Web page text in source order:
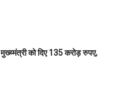
को दिए 135 करोड़ रुपए,